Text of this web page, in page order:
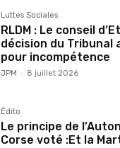
Luttes Sociales
RLDM : Le conseil
décision du
pour incompétence
JPM - 8 juillet 2026
Édito
Le principe de
Corse voté :Et la